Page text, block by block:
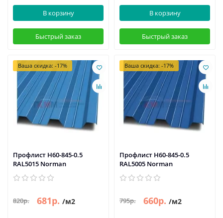
В корзину
Быстрый заказ
В корзину
Быстрый заказ
Ваша скидка: -17%
Профлист Н60-845-0.5
RAL5015 Norman
820р. 681р. /м2
Ваша скидка: -17%
Профлист Н60-845-0.5
RAL5005 Norman
795р. 660р. /м2